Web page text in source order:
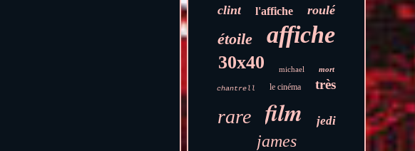
clint l'affiche roulé
étoile affiche
30x40 michael mort
chantrell le cinéma très
rare film jedi
james